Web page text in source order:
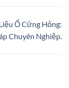
Ổ Cứng Hỏng:
Chuyên Nghiệp.